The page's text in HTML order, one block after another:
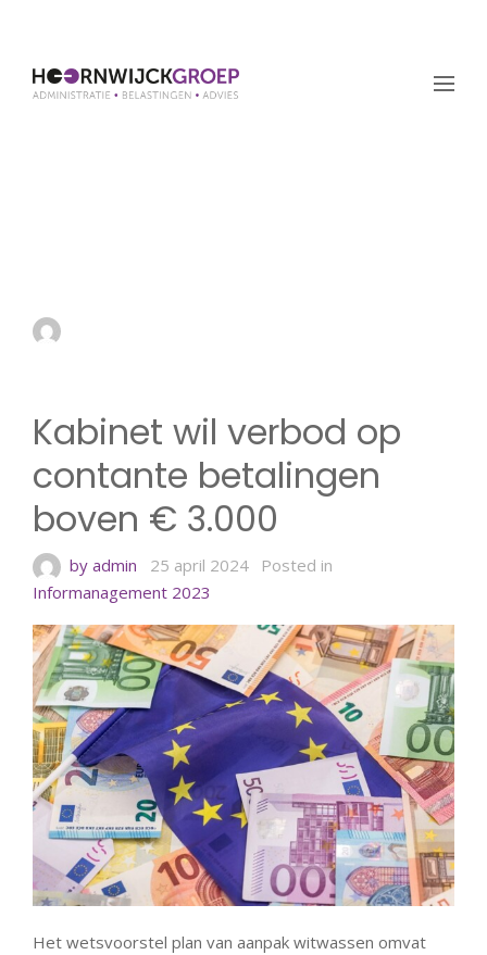
Kabinet wil verbod op
contante betalingen
boven € 3.000
by admin 25 april 2024
Posted in
Informanagement 2023
Het wetsvoorstel plan van aanpak witwassen omvat